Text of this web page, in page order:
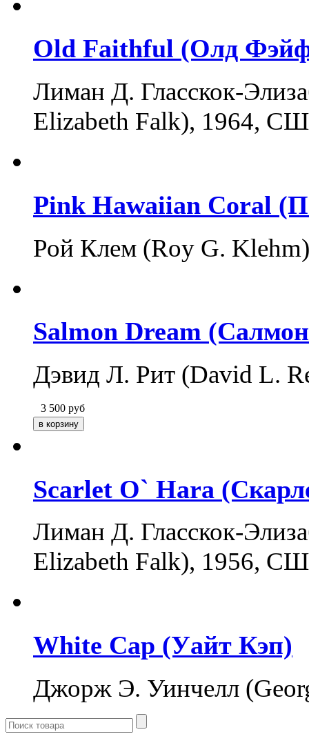
Old Faithful (Олд
Лиман Д. Гласскок-
Elizabeth Falk), 1964,
Pink Hawaiian Coral
Рой Клем (Roy G.
Salmon Dream
Дэвид Л. Рит (David L.
3 500 руб
Scarlet O` Hara
Лиман Д. Гласскок-
Elizabeth Falk), 1956,
White Cap (Уайт Кэп)
Джорж Э. Уинчелл